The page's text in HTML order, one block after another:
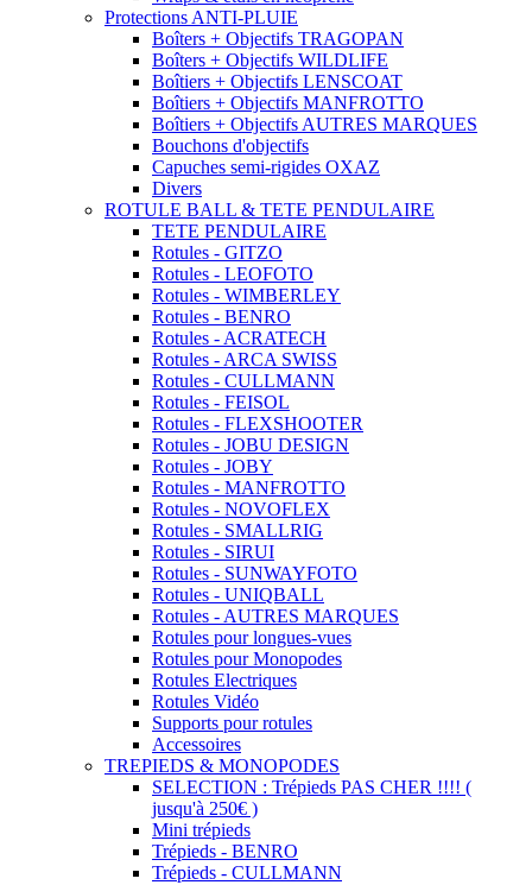
Protections ANTI-PLUIE
Boîters + Objectifs TRAGOPAN
Boîters + Objectifs WILDLIFE
Boîtiers + Objectifs LENSCOAT
Boîtiers + Objectifs MANFROTTO
Boîtiers + Objectifs AUTRES MARQUES
Bouchons d'objectifs
Capuches semi-rigides OXAZ
Divers
ROTULE BALL & TETE PENDULAIRE
TETE PENDULAIRE
Rotules - GITZO
Rotules - LEOFOTO
Rotules - WIMBERLEY
Rotules - BENRO
Rotules - ACRATECH
Rotules - ARCA SWISS
Rotules - CULLMANN
Rotules - FEISOL
Rotules - FLEXSHOOTER
Rotules - JOBU DESIGN
Rotules - JOBY
Rotules - MANFROTTO
Rotules - NOVOFLEX
Rotules - SMALLRIG
Rotules - SIRUI
Rotules - SUNWAYFOTO
Rotules - UNIQBALL
Rotules - AUTRES MARQUES
Rotules pour longues-vues
Rotules pour Monopodes
Rotules Electriques
Rotules Vidéo
Supports pour rotules
Accessoires
TREPIEDS & MONOPODES
SELECTION : Trépieds PAS CHER !!!! (
jusqu'à 250€ )
Mini trépieds
Trépieds - BENRO
Trépieds - CULLMANN